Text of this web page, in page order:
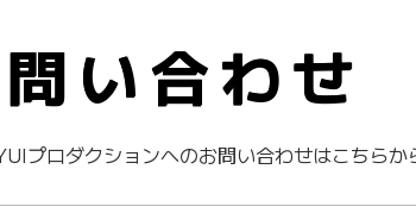
い合わせ
プロダクションへのお問い合わせはこちらか